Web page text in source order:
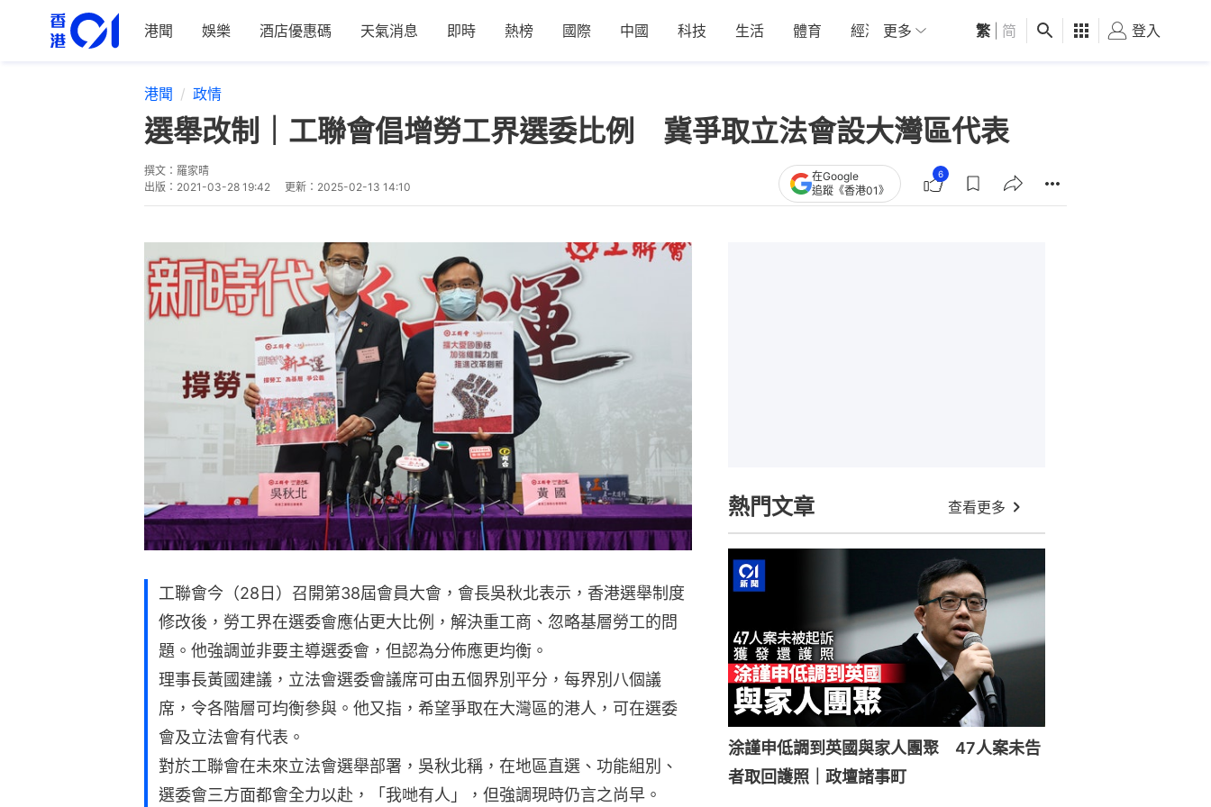
港聞 娛樂 酒店優惠碼 天氣消息 即時 熱榜 國際 中國 科技 生活 體育 經濟 01深圳 觀點 健康 好食玩飛
更多 繁 简 登入
港聞 政情
選舉改制｜工聯會倡增勞工界選委比例 冀爭取立法會設大灣區代表
撰文： 羅家晴
出版： 2021-03-28 19:42 更新： 2025-02-13 14:10
在Google
追蹤《香港01》
6
工聯會今（28日）召開第38屆會員大會，會長吳秋北表示，香港選舉制度
修改後，勞工界在選委會應佔更大比例，解決重工商、忽略基層勞工的問
題。他強調並非要主導選委會，但認為分佈應更均衡。
理事長黃國建議，立法會選委會議席可由五個界別平分，每界別八個議
席，令各階層可均衡參與。他又指，希望爭取在大灣區的港人，可在選委
會及立法會有代表。
對於工聯會在未來立法會選舉部署，吳秋北稱，在地區直選、功能組別、
選委會三方面都會全力以赴，「我哋有人」，但強調現時仍言之尚早。
熱門文章 查看更多
涂謹申低調到英國與家人團聚 47人案未告
者取回護照｜政壇諸事町